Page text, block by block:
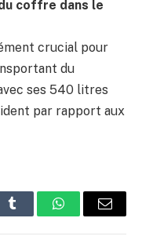
coffre dans le
crucial pour
du
ses 540 litres
par rapport aux
Tumblr WhatsApp
E-